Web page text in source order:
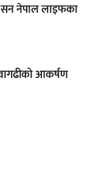
सन नेपाल लाइफका
आकर्षण